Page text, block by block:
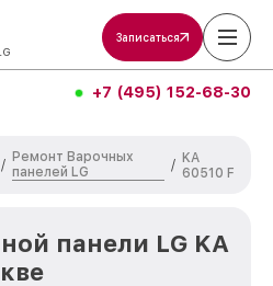
Записаться
+7 (495) 152-68-30
/
Ремонт Варочных
панелей LG
/ KA
60510 F
панели LG KA